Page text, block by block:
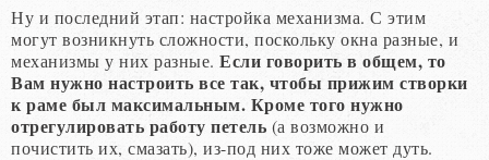
Ну и последний этап: настройка механизма. С этим
могут возникнуть сложности, поскольку окна разные, и
механизмы у них разные. Если говорить в общем, то
Вам нужно настроить все так, чтобы прижим створки
к раме был максимальным. Кроме того нужно
отрегулировать работу петель (а возможно и
почистить их, смазать), из-под них тоже может дуть.